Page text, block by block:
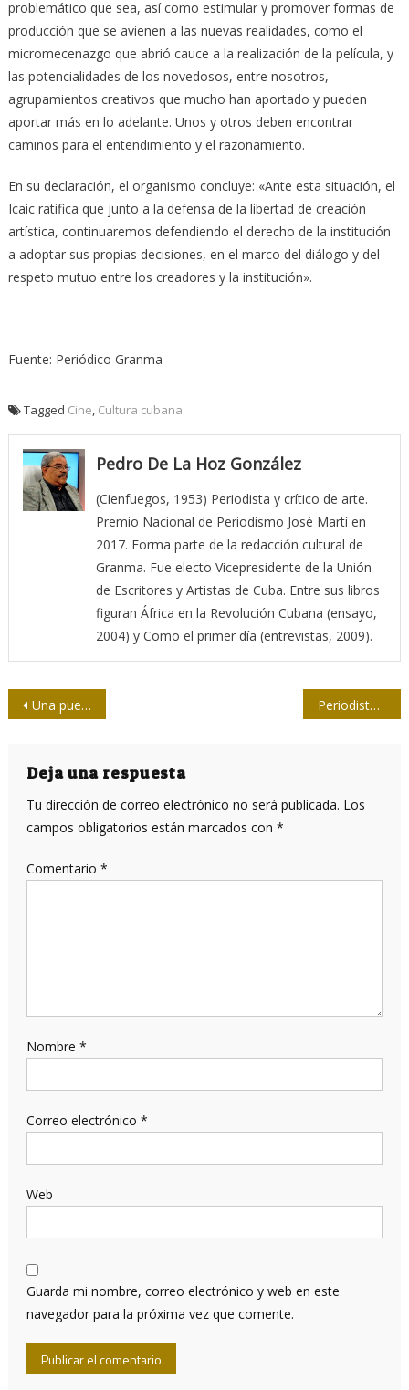
problemático que sea, así como estimular y promover formas de
producción que se avienen a las nuevas realidades, como el
micromecenazgo que abrió cauce a la realización de la película, y
las potencialidades de los novedosos, entre nosotros,
agrupamientos creativos que mucho han aportado y pueden
aportar más en lo adelante. Unos y otros deben encontrar
caminos para el entendimiento y el razonamiento.
En su declaración, el organismo concluye: «Ante esta situación, el
Icaic ratifica que junto a la defensa de la libertad de creación
artística, continuaremos defendiendo el derecho de la institución
a adoptar sus propias decisiones, en el marco del diálogo y del
respeto mutuo entre los creadores y la institución».
Fuente: Periódico Granma
Tagged Cine, Cultura cubana
Pedro De La Hoz González
(Cienfuegos, 1953) Periodista y crítico de arte.
Premio Nacional de Periodismo José Martí en
2017. Forma parte de la redacción cultural de
Granma. Fue electo Vicepresidente de la Unión
de Escritores y Artistas de Cuba. Entre sus libros
figuran África en la Revolución Cubana (ensayo,
2004) y Como el primer día (entrevistas, 2009).
Navegación
entradas
Una puerta al periodismo audiovisual Periodista tunera en la Asamblea Provincial del Poder Popular
Deja una respuesta
Tu dirección de correo electrónico no será publicada. Los
campos obligatorios están marcados con *
Comentario *
Nombre *
Correo electrónico *
Web
Guarda mi nombre, correo electrónico y web en este
navegador para la próxima vez que comente.